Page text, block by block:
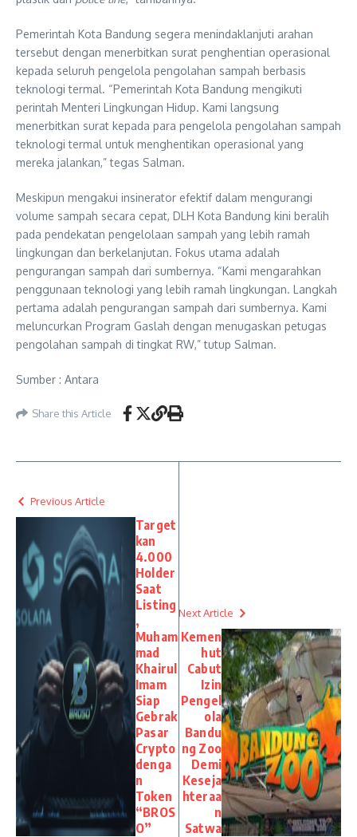
Pemerintah Kota Bandung segera menindaklanjuti arahan
tersebut dengan menerbitkan surat penghentian operasional
kepada seluruh pengelola pengolahan sampah berbasis
teknologi termal. “Pemerintah Kota Bandung mengikuti
perintah Menteri Lingkungan Hidup. Kami langsung
menerbitkan surat kepada para pengelola pengolahan sampah
teknologi termal untuk menghentikan operasional yang
mereka jalankan,” tegas Salman.
Meskipun mengakui insinerator efektif dalam mengurangi
volume sampah secara cepat, DLH Kota Bandung kini beralih
pada pendekatan pengelolaan sampah yang lebih ramah
lingkungan dan berkelanjutan. Fokus utama adalah
pengurangan sampah dari sumbernya. “Kami mengarahkan
penggunaan teknologi yang lebih ramah lingkungan. Langkah
pertama adalah pengurangan sampah dari sumbernya. Kami
meluncurkan Program Gaslah dengan menugaskan petugas
pengolahan sampah di tingkat RW,” tutup Salman.
Sumber : Antara
Share this Article
Previous Article
Target
kan
4.000
Holder
Saat
Listing
,
Muham
mad
Khairul
Imam
Siap
Gebrak
Pasar
Crypto
denga
n
Token
“BROS
O”
Next Article
Kemen
hut
Cabut
Izin
Pengel
ola
Bandu
ng Zoo
Demi
Keseja
hteraa
n
Satwa